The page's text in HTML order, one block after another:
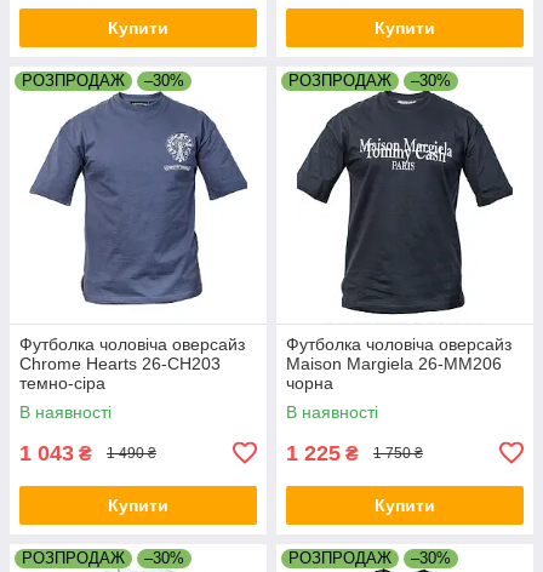
Купити Купити
РОЗПРОДАЖ –30%
Футболка чоловіча оверсайз
Chrome Hearts 26-CH203
темно-сіра
В наявності
1 043 ₴ 1 490 ₴
Купити
РОЗПРОДАЖ –30%
Футболка чоловіча оверсайз
Maison Margiela 26-MM206
чорна
В наявності
1 225 ₴ 1 750 ₴
Купити
РОЗПРОДАЖ –30% РОЗПРОДАЖ –30%